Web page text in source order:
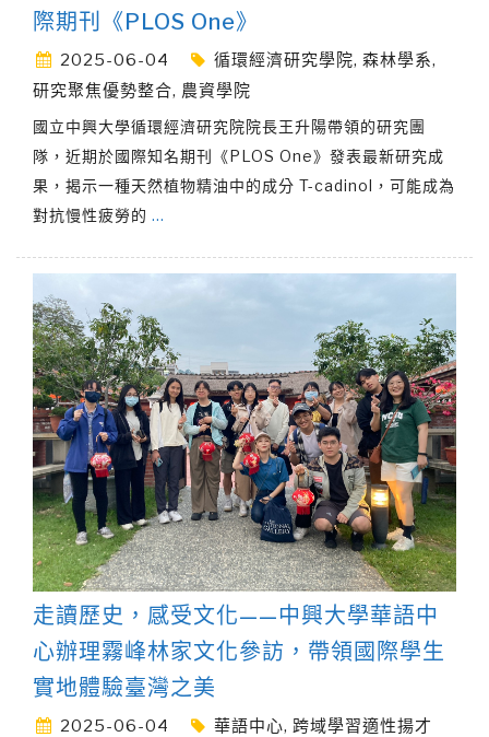
際期刊《PLOS One》
2025-06-04 循環經濟研究學院, 森林學系,
研究聚焦優勢整合, 農資學院
國立中興大學循環經濟研究院院長王升陽帶領的研究團
隊，近期於國際知名期刊《PLOS One》發表最新研究成
果，揭示一種天然植物精油中的成分 T-cadinol，可能成為
對抗慢性疲勞的 …
走讀歷史，感受文化——中興大學華語中
心辦理霧峰林家文化參訪，帶領國際學生
實地體驗臺灣之美
2025-06-04 華語中心, 跨域學習適性揚才